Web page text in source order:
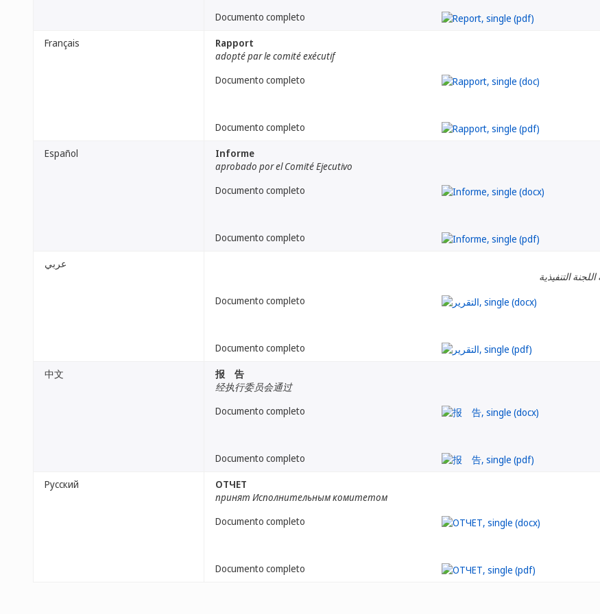
Documento completo
Français
Rapport
adopté par le comité exécutif
Documento completo
Documento completo
Español
Informe
aprobado por el Comité Ejecutivo
Documento completo
Documento completo
عربي
التنفيذية
Documento completo
Documento completo
中文
报 告
经执行委员会通过
Documento completo
Documento completo
Русский
ОТЧЕТ
принят Исполнительным комитетом
Documento completo
Documento completo